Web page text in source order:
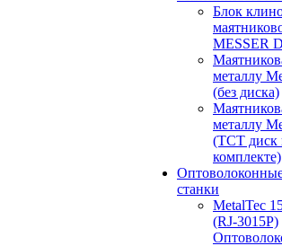
Блок
MESSER
металлу
(без диска)
металлу
(ТСТ диск
комплекте)
станки
MetalTec
(RJ-3015P)